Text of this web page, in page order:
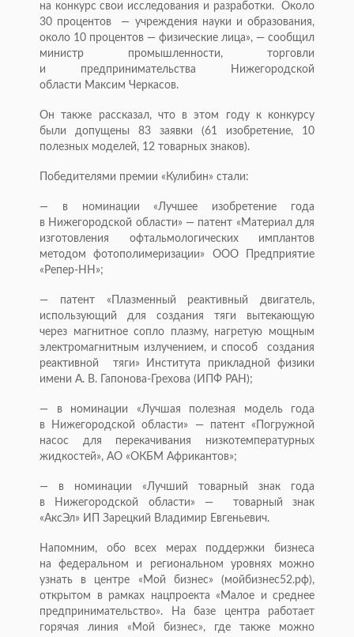
на конкурс свои исследования и разработки. Около
30 процентов — учреждения науки и образования,
около 10 процентов — физические лица», — сообщил
министр промышленности, торговли
и предпринимательства Нижегородской
области Максим Черкасов.
Он также рассказал, что в этом году к конкурсу
были допущены 83 заявки (61 изобретение, 10
полезных моделей, 12 товарных знаков).
Победителями премии «Кулибин» стали:
— в номинации «Лучшее изобретение года
в Нижегородской области» — патент «Материал для
изготовления офтальмологических имплантов
методом фотополимеризации» ООО Предприятие
«Репер-НН»;
— патент «Плазменный реактивный двигатель,
использующий для создания тяги вытекающую
через магнитное сопло плазму, нагретую мощным
электромагнитным излучением, и способ создания
реактивной тяги» Института прикладной физики
имени А. В. Гапонова-Грехова (ИПФ РАН);
— в номинации «Лучшая полезная модель года
в Нижегородской области» — патент «Погружной
насос для перекачивания низкотемпературных
жидкостей», АО «ОКБМ Африкантов»;
— в номинации «Лучший товарный знак года
в Нижегородской области» — товарный знак
«АксЭл» ИП Зарецкий Владимир Евгеньевич.
Напомним, обо всех мерах поддержки бизнеса
на федеральном и региональном уровнях можно
узнать в центре «Мой бизнес» (мойбизнес52.рф),
открытом в рамках нацпроекта «Малое и среднее
предпринимательство». На базе центра работает
горячая линия «Мой бизнес», где также можно